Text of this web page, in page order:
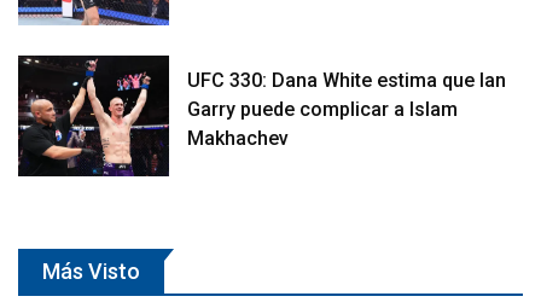
UFC 330: Dana White estima que Ian
Garry puede complicar a Islam
Makhachev
Más Visto